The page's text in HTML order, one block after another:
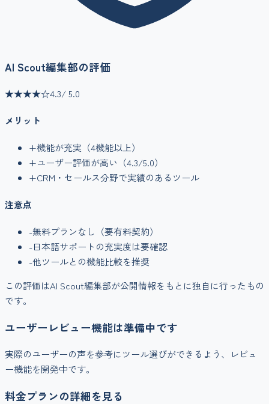
AI Scout編集部の評価
★★★★☆4.3/ 5.0
メリット
+機能が充実（4機能以上）
+ユーザー評価が高い（4.3/5.0）
+CRM・セールス分野で実績のあるツール
注意点
-無料プランなし（要有料契約）
-日本語サポートの充実度は要確認
-他ツールとの機能比較を推奨
この評価はAI Scout編集部が公開情報をもとに独自に行ったもの
です。
ユーザーレビュー機能は準備中です
実際のユーザーの声を参考にツール選びができるよう、レビュ
ー機能を開発中です。
料金プランの詳細を見る